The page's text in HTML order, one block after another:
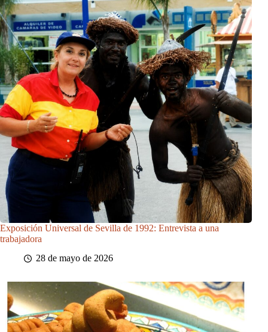
Exposición Universal de Sevilla de 1992: Entrevista a una
trabajadora
28 de mayo de 2026